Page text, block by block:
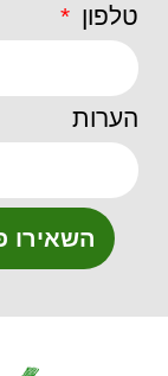
טלפון
הערות
השאירו